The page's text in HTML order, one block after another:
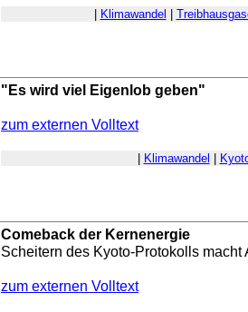
Klimawandel
"Es wird viel Eigenlob geben"
zum externen Volltext
Klimawandel
Comeback der Kernenergie
Scheitern des Kyoto-Protokolls
zum externen Volltext